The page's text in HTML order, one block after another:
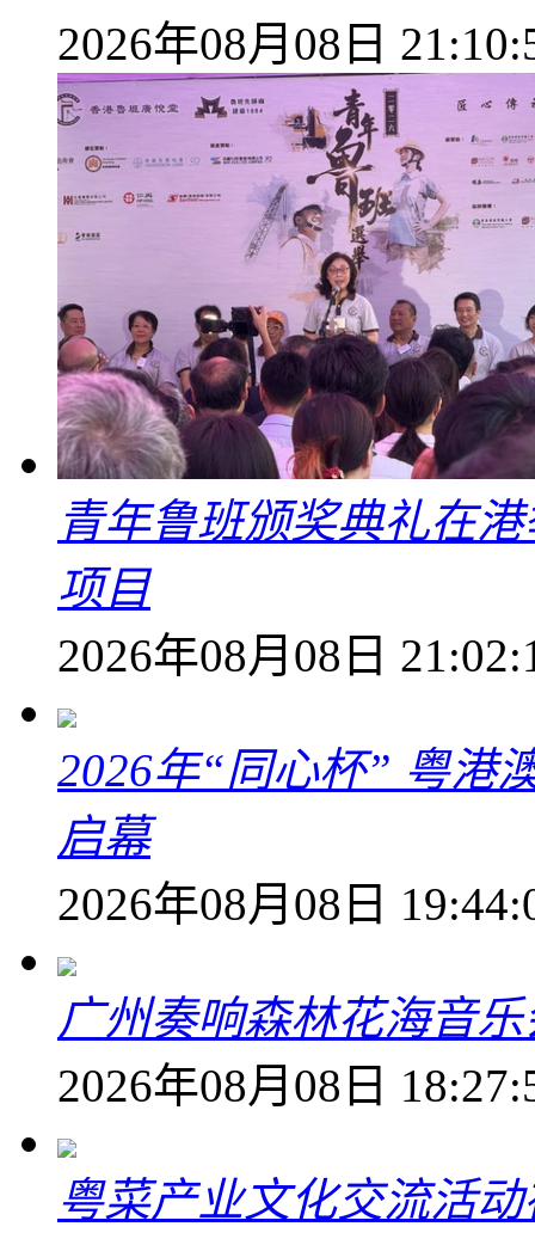
2026年08月08日
青年鲁班颁奖典礼在
项目
2026年08月08日
2026年“同心杯” 粤港
启幕
2026年08月08日
广州奏响森林花海音
2026年08月08日
粤菜产业文化交流活